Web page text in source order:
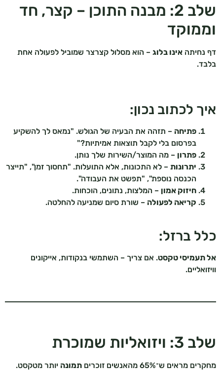
שלב 2: מבנה התוכן – קצר, חד
וממוקד
דף נחיתה אינו בלוג – הוא מסלול קצרצר שמוביל לפעולה אחת
בלבד.
איך לכתוב נכון:
פתיחה – תזהה את הבעיה של הגולש. "נמאס לך להשקיע
בפרסום בלי לקבל תוצאות אמיתיות?"
פתרון – מה המוצר/השירות שלך נותן.
יתרונות – לא התכונות, אלא התועלות. "תחסוך זמן", "תייצר
הכנסה נוספת", "תפשט את העבודה".
חיזוק אמון – המלצות, נתונים, הוכחות.
קריאה לפעולה – שורת סיום שמניעה להחלטה.
כלל ברזל:
אל תעמיסי טקסט. אם צריך – השתמשי בנקודות, אייקונים
וויזואליים.
שלב 3: ויזואליות שמוכרת
מחקרים מראים ש־65% מהאנשים זוכרים תמונה יותר מטקסט.